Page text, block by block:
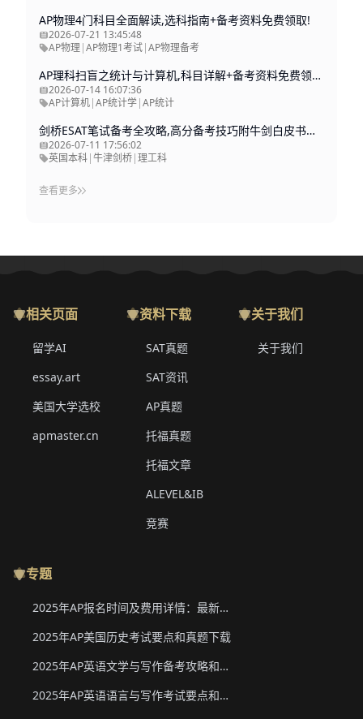
AP物理4门科目全面解读,选科指南+备考资料免费领取!
2026-07-21 13:45:48
AP物理 |AP物理1考试|AP物理备考
AP理科扫盲之统计与计算机,科目详解+备考资料免费领取!
2026-07-14 16:07:36
AP计算机|AP统计学|AP统计
剑桥ESAT笔试备考全攻略,高分备考技巧附牛剑白皮书领取!
2026-07-11 17:56:02
英国本科|牛津剑桥|理工科
查看更多
相关页面
留学AI
essay.art
美国大学选校
apmaster.cn
资料下载
SAT真题
SAT资讯
AP真题
托福真题
托福文章
ALEVEL&IB
竞赛
关于我们
关于我们
专题
2025年AP报名时间及费用详情：最新香港、韩国、新加坡二轮报名信息
2025年AP美国历史考试要点和真题下载
2025年AP英语文学与写作备考攻略和真题下载
2025年AP英语语言与写作考试要点和真题下载